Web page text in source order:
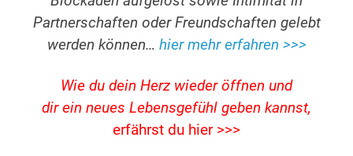
Partnerschaften oder Freundschaften gelebt
werden können… hier mehr erfahren >>>
Wie du dein Herz wieder öffnen und
dir ein neues Lebensgefühl geben kannst,
erfährst du hier >>>